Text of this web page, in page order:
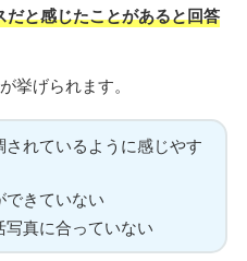
と感じたことがあると回答
挙げられます。
れているように感じやす
できていない
真に合っていない